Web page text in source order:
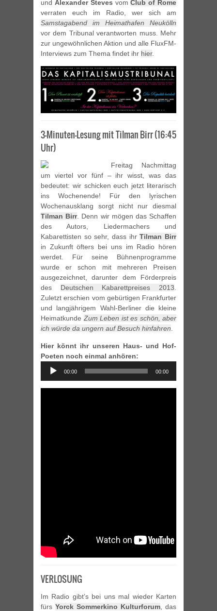
und Alexander Steves vomClub of Rome
verraten euch im Radio, wer sich am
Samstagabend im Heimathafen Neukölln
vor dem Tribunal verantworten muss. Mehr
zur ungewöhnlichen Aktion und alle FluxFM-
Interviews zum Thema findet ihr hier.
3-Minuten-Lesung mit Tilman Birr (16:45
Uhr)
Freitag Nachmittag
um viertel vor fünf – ihr wisst, was das
bedeutet: wir schicken euch jetzt literarisch
ins Wochenende! Für den lyrischen
Wochenausklang sorgt nicht nur diesmal
Tilman Birr. Denn wir mögen das Schaffen
des Autors, Liedermachers und
Kabarettisten so sehr, dass ihrTilman Birr
in Zukunft öfters bei uns im Radio hören
werdet. Für seine Bühnenprogramme
wurde er schon mit mehreren Preisen
ausgezeichnet, darunter dem Förderpreis
des Deutschen Kabarettpreises 2013
Zuletzt erschien vom gebürtigen Frankfurter
und langjährigem Wahl-Berliner die kleine
Heimatkunde Zum Leben ist es schön, aber
ich würde da ungern auf Besuch hinfahren
Hier könnt ihr unseren Haus- und Hof-
Poeten noch einmal anhören:
Audio
Player
00:00 00:00
VERLOSUNG
Im Radio gibt’s bei uns mal wieder Karten
fürs Yorck Sommerkino Kulturforum , das